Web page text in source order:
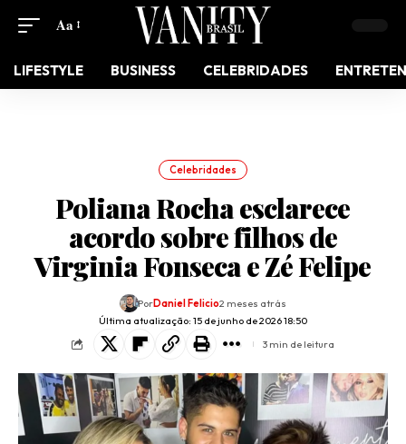
Aa
LIFESTYLE BUSINESS CELEBRIDADES
Celebridades
Poliana Rocha esclarece
acordo sobre filhos de
Virginia Fonseca e Zé Felipe
Última atualização: 15 de junho de 2026 18:50
PorDaniel Felicio2 meses atrás
3 min de leitura